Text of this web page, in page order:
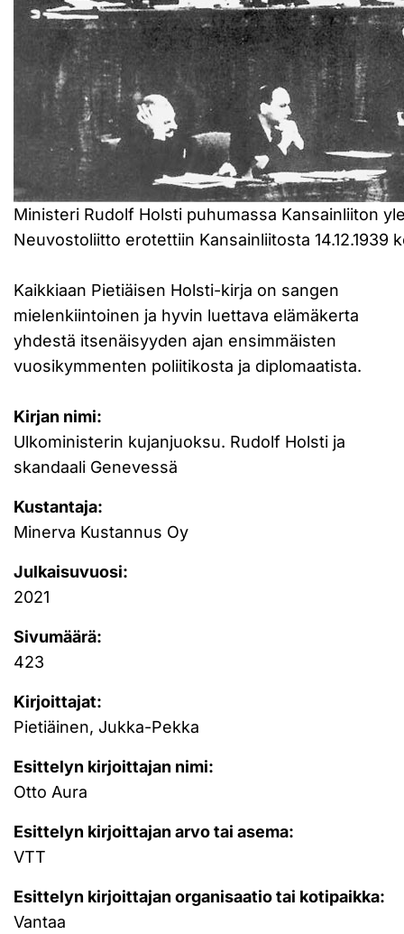
Ministeri Rudolf Holsti puhumassa Kansainliiton
Neuvostoliitto erotettiin Kansainliitosta 14.12.1939
Kaikkiaan Pietiäisen Holsti-kirja on sangen
mielenkiintoinen ja hyvin luettava elämäkerta
yhdestä itsenäisyyden ajan ensimmäisten
vuosikymmenten poliitikosta ja diplomaatista.
Kirjan nimi:
Ulkoministerin kujanjuoksu. Rudolf Holsti ja
skandaali Genevessä
Kustantaja:
Minerva Kustannus Oy
Julkaisuvuosi:
2021
Sivumäärä:
423
Kirjoittajat:
Pietiäinen, Jukka-Pekka
Esittelyn kirjoittajan nimi:
Otto Aura
Esittelyn kirjoittajan arvo tai asema:
VTT
Esittelyn kirjoittajan organisaatio tai kotipaikka:
Vantaa